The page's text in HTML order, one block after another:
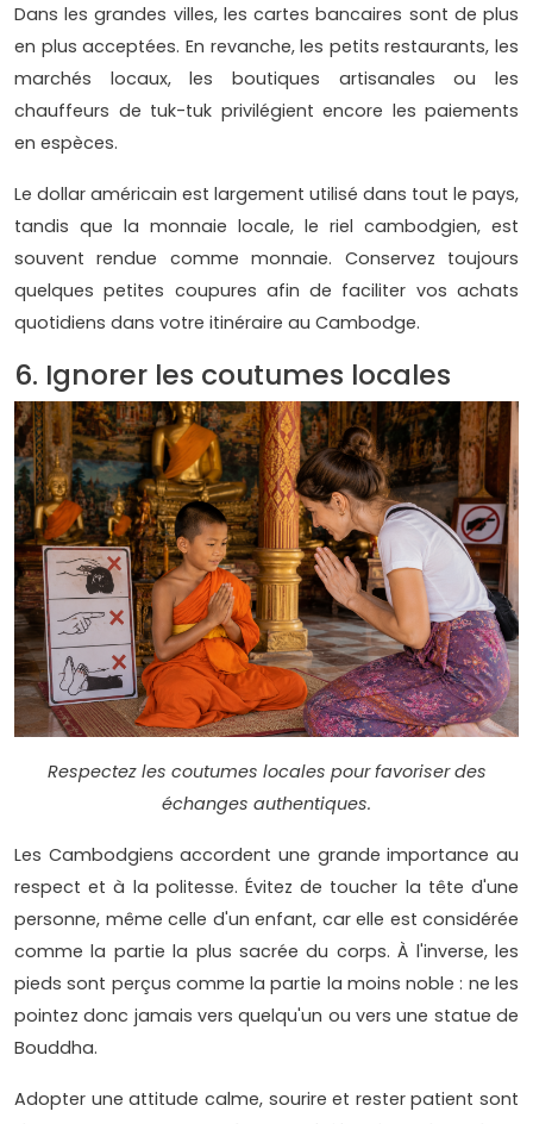
Dans les grandes villes, les cartes bancaires sont de plus
en plus acceptées. En revanche, les petits restaurants, les
marchés locaux, les boutiques artisanales ou les
chauffeurs de tuk-tuk privilégient encore les paiements
en espèces.
Le dollar américain est largement utilisé dans tout le pays,
tandis que la monnaie locale, le riel cambodgien, est
souvent rendue comme monnaie. Conservez toujours
quelques petites coupures afin de faciliter vos achats
quotidiens dans votre itinéraire au Cambodge.
6. Ignorer les coutumes locales
Respectez les coutumes locales pour favoriser des
échanges authentiques.
Les Cambodgiens accordent une grande importance au
respect et à la politesse. Évitez de toucher la tête d'une
personne, même celle d'un enfant, car elle est considérée
comme la partie la plus sacrée du corps. À l'inverse, les
pieds sont perçus comme la partie la moins noble : ne les
pointez donc jamais vers quelqu'un ou vers une statue de
Bouddha.
Adopter une attitude calme, sourire et rester patient sont